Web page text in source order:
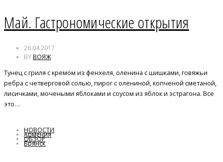
Май. Гастрономические открытия
26.04.2017
BYВОЯЖ
Тунец с гриля с кремом из фенхеля, оленина с шишками, говяжьи
ребра с четверговой солью, пирог с олениной, копченой сметаной,
лисичками, мочеными яблоками и соусом из яблок и эстрагона. Все
это…
НОВОСТИ
ОБЗОР
Армения
Брянск